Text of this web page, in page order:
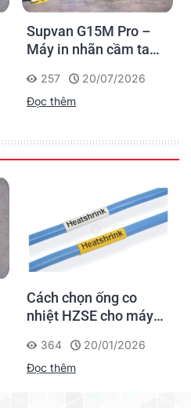
Supvan G15M Pro –
Máy in nhãn cầm tay
dấu một lần, tra cứu
trọn đời công trình
257
20/07/2026
Đọc thêm
Cách chọn ống co
nhiệt HZSE cho máy in
364
20/01/2026
Đọc thêm